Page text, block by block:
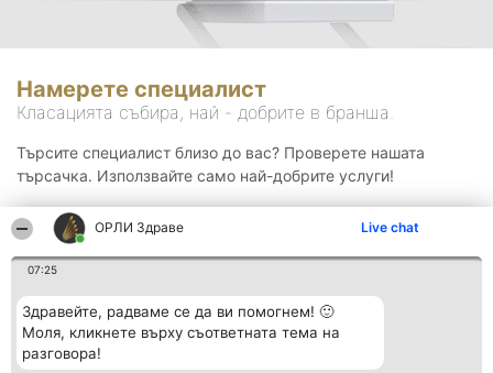
ОРЛИ Здраве Live chat
07:25
Здравейте, радваме се да ви помогнем! 🙂
Моля, кликнете върху съответната тема на
разговора!
Намерете специалист
Класацията събира, най - добрите в бранша.
Търсите специалист близо до вас? Проверете нашата
търсачка. Използвайте само най-добрите услуги!